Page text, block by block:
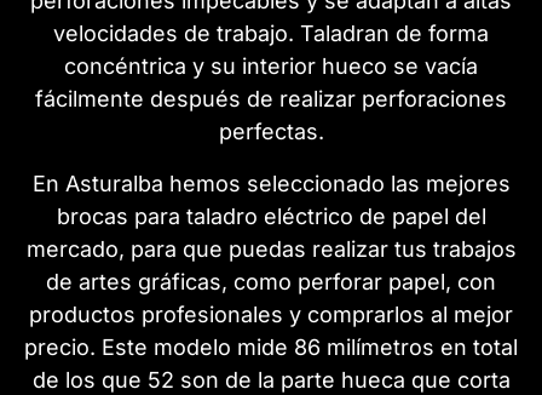
velocidades de trabajo. Taladran de forma
concéntrica y su interior hueco se vacía
fácilmente después de realizar perforaciones
perfectas.
En Asturalba hemos seleccionado las mejores
brocas para taladro eléctrico de papel del
mercado, para que puedas realizar tus trabajos
de artes gráficas, como perforar papel, con
productos profesionales y comprarlos al mejor
precio. Este modelo mide 86 milímetros en total
de los que 52 son de la parte hueca que corta